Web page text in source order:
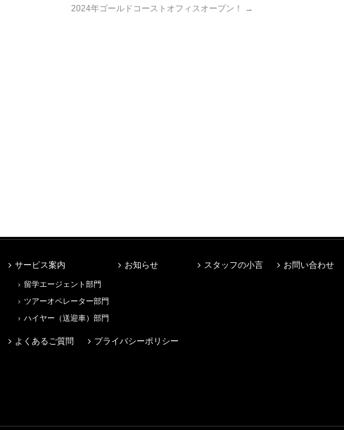
2024年ゴールドコーストオフィスオープン！ →
サービス案内
留学エージェント部門
ツアーオペレーター部門
ハイヤー（送迎車）部門
お知らせ スタッフの小言 お問い合わせ
よくあるご質問 プライバシーポリシー